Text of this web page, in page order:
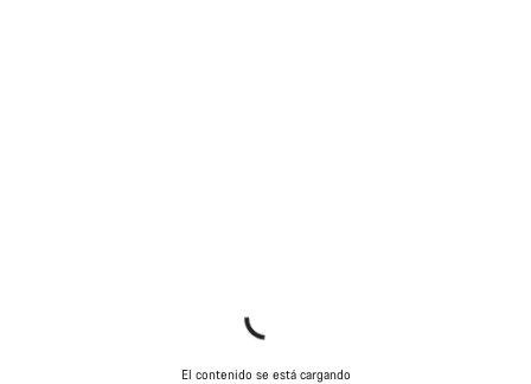
El contenido se está cargando